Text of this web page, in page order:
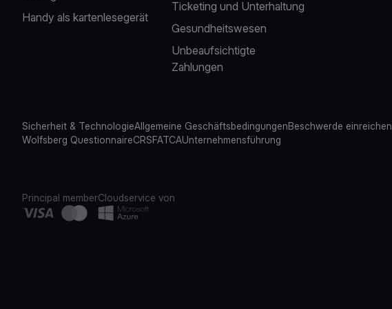
Handy als kartenlesegerät
Ticketing und Unterhaltung
Gesundheitswesen
Unbeaufsichtigte
Zahlungen
Sicherheit & TechnologieAllgemeine GeschäftsbedingungenBeschwerde einreichen
Wolfsberg QuestionnaireCRSFATCAUnternehmensführung
Principal memberCloudservice von